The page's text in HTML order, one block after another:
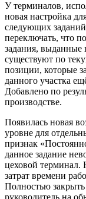
У терминалов,
новая настройка
следующих
переключать, что
задания, выданные
существуют по
позиции, которые
данного участка
Добавлено по
производстве.
Появилась новая
уровне для
признак
данное задание
цеховой терминал.
затрат времени
Полностью закрыть